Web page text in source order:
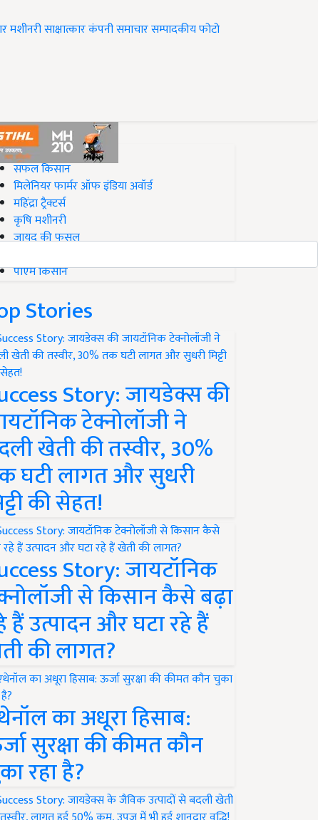
मशीनरीसाक्षात्कारकंपनी समाचारसम्पादकीयफोटो
on Krishi Jagran
सफल किसान
मिलेनियर फार्मर ऑफ इंडिया अवॉर्ड
महिंद्रा ट्रैक्टर्स
कृषि मशीनरी
जायद की फसल
पीएम किसान
Stories
Story: जायडेक्स की
टेक्नोलॉजी ने
खेती की तस्वीर, 30%
घटी लागत और सुधरी
की सेहत!
Story: जायटॉनिक
से किसान कैसे बढ़ा
हैं उत्पादन और घटा रहे हैं
की लागत?
का अधूरा हिसाब:
सुरक्षा की कीमत कौन
रहा है?